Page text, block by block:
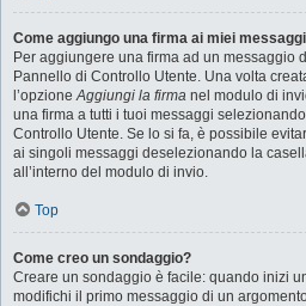
Come aggiungo una firma ai miei
Per aggiungere una firma ad un messaggio
Pannello di Controllo Utente. Una volta
l’opzioneAggiungi la firma nel modulo di
una firma a tutti i tuoi messaggi
Controllo Utente. Se lo si fa, è possibile
ai singoli messaggi deselezionando la
all’interno del modulo di invio.
Top
Come creo un sondaggio?
Creare un sondaggio è facile: quando inizi
modifichi il primo messaggio di un